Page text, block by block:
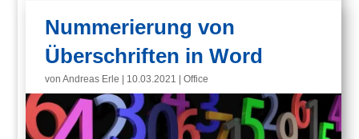
Nummerierung von
Überschriften in Word
vonAndreas Erle 10.03.2021 |Office